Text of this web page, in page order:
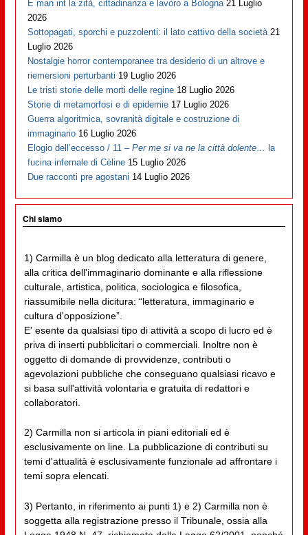
E man int la zità, cittadinanza e lavoro a Bologna 21 Luglio
2026
Sottopagati, sporchi e puzzolenti: il lato cattivo della società 21
Luglio 2026
Nostalgie horror contemporanee tra desiderio di un altrove e
riemersioni perturbanti 19 Luglio 2026
Le tristi storie delle morti delle regine 18 Luglio 2026
Storie di metamorfosi e di epidemie 17 Luglio 2026
Guerra algoritmica, sovranità digitale e costruzione di
immaginario 16 Luglio 2026
Elogio dell’eccesso / 11 –Per me si va ne la città dolente… la
fucina infernale di Cèline 15 Luglio 2026
Due racconti pre agostani 14 Luglio 2026
Chi siamo
1) Carmilla è un blog dedicato alla letteratura di genere,
alla critica dell'immaginario dominante e alla riflessione
culturale, artistica, politica, sociologica e filosofica,
riassumibile nella dicitura: “letteratura, immaginario e
cultura d'opposizione”.
E' esente da qualsiasi tipo di attività a scopo di lucro ed è
priva di inserti pubblicitari o commerciali. Inoltre non è
oggetto di domande di provvidenze, contributi o
agevolazioni pubbliche che conseguano qualsiasi ricavo e
si basa sull'attività volontaria e gratuita di redattori e
collaboratori.
2) Carmilla non si articola in piani editoriali ed è
esclusivamente on line. La pubblicazione di contributi su
temi d'attualità è esclusivamente funzionale ad affrontare i
temi sopra elencati.
3) Pertanto, in riferimento ai punti 1) e 2) Carmilla non è
soggetta alla registrazione presso il Tribunale, ossia alla